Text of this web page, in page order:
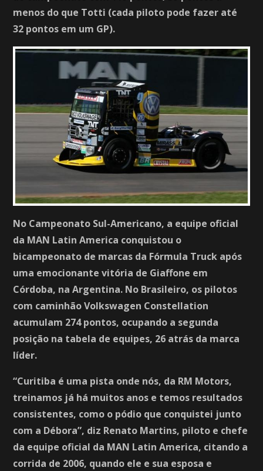
menos do que Totti (cada piloto pode fazer até
32 pontos em um GP).
No Campeonato Sul-Americano, a equipe oficial
da MAN Latin America conquistou o
bicampeonato de marcas da Fórmula Truck após
uma emocionante vitória de Giaffone em
Córdoba, na Argentina. No Brasileiro, os pilotos
com caminhão Volkswagen Constellation
acumulam 274 pontos, ocupando a segunda
posição na tabela de equipes, 26 atrás da marca
líder.
“Curitiba é uma pista onde nós, da RM Motors,
treinamos já há muitos anos e temos resultados
consistentes, como o pódio que conquistei junto
com a Débora”, diz Renato Martins, piloto e chefe
da equipe oficial da MAN Latin America, citando a
corrida de 2006, quando ele e sua esposa e